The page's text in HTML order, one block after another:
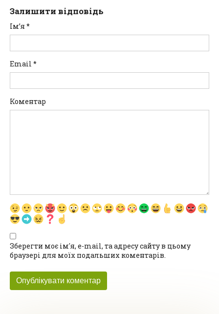
Залишити відповідь
Ім’я *
Email *
Коментар
Зберегти моє ім'я, e-mail, та адресу сайту в цьому
браузері для моїх подальших коментарів.